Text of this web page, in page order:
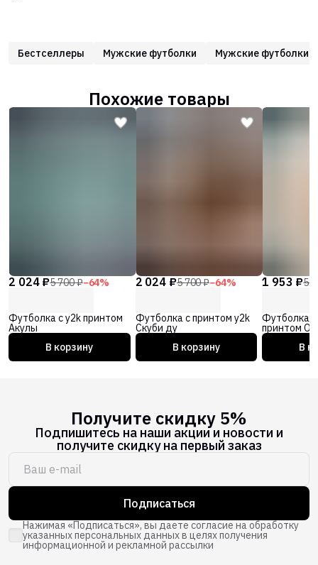
Бестселлеры Мужские футболки Мужские футболки
Похожие товары
2 024 ₽5 700 ₽−64%
Футболка с y2k принтом
Акулы
В корзину
2 024 ₽5 700 ₽−64%
Футболка с принтом y2k
Скуби ду
В корзину
1 953 ₽5
Футболка
принтом
В
Получите скидку 5%
Подпишитесь на наши акции и новости и
получите скидку на первый заказ
Подписаться
Нажимая «Подписаться», вы даете согласие на обработку
указанных персональных данных в целях получения
информационной и рекламной рассылки